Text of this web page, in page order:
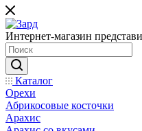
Интернет-магазин
Каталог
Орехи
Абрикосовые косточки
Арахис